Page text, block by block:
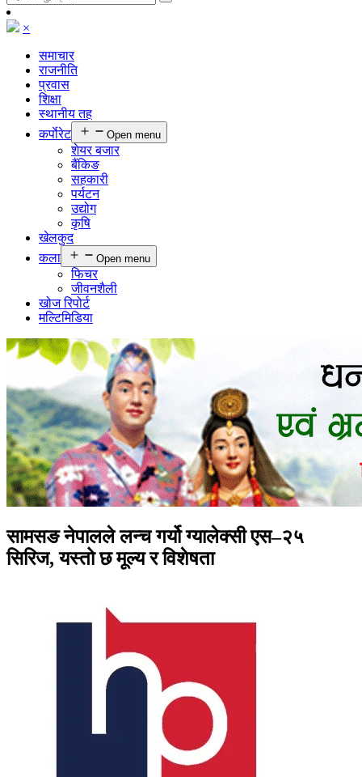
×
समाचार
राजनीति
प्रवास
शिक्षा
स्थानीय तह
कर्पाेरेट
Open menu
शेयर बजार
बैंकिङ
सहकारी
पर्यटन
उद्योग
कृषि
खेलकुद
कला
Open menu
फिचर
जीवनशैली
खोज रिपोर्ट
मल्टिमिडिया
सामसङ नेपालले लन्च गर्यो ग्यालेक्सी एस–२५
सिरिज, यस्तो छ मूल्य र विशेषता